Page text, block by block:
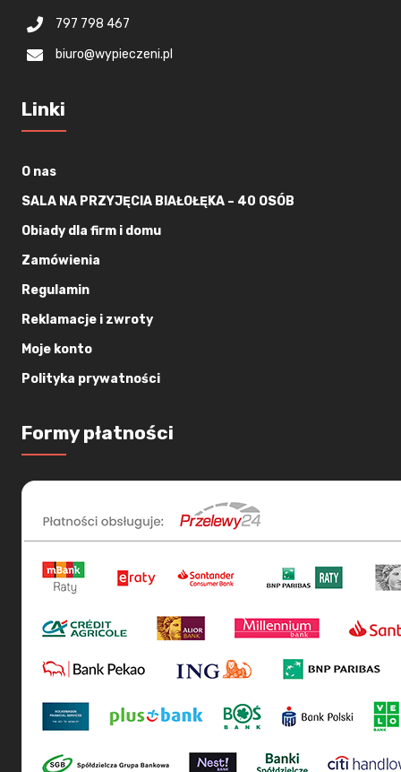
797 798 467
biuro@wypieczeni.pl
Linki
O nas
SALA NA PRZYJĘCIA BIAŁOŁĘKA – 40 OSÓB
Obiady dla firm i domu
Zamówienia
Regulamin
Reklamacje i zwroty
Moje konto
Polityka prywatności
Formy płatności